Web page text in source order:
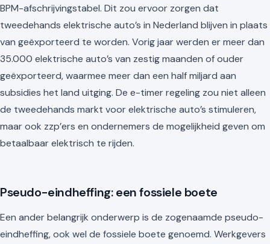
BPM-afschrijvingstabel. Dit zou ervoor zorgen dat
tweedehands elektrische auto’s in Nederland blijven in plaats
van geëxporteerd te worden. Vorig jaar werden er meer dan
35.000 elektrische auto’s van zestig maanden of ouder
geëxporteerd, waarmee meer dan een half miljard aan
subsidies het land uitging. De e-timer regeling zou niet alleen
de tweedehands markt voor elektrische auto’s stimuleren,
maar ook zzp’ers en ondernemers de mogelijkheid geven om
betaalbaar elektrisch te rijden.
Pseudo-eindheffing: een fossiele boete
Een ander belangrijk onderwerp is de zogenaamde pseudo-
eindheffing, ook wel de fossiele boete genoemd. Werkgevers